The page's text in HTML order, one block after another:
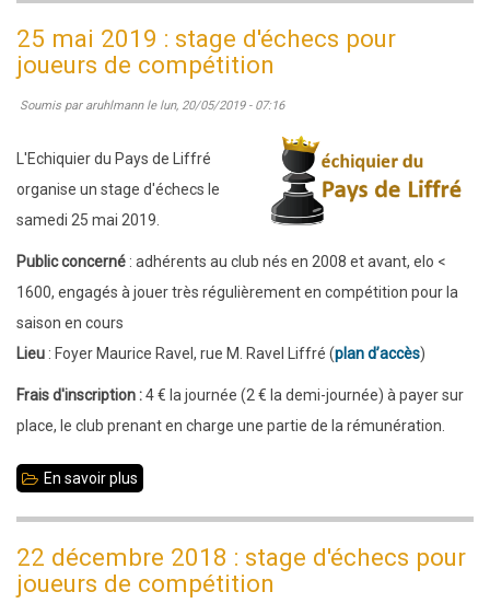
2019
stage
compétition
25 mai 2019 : stage d'échecs pour
joueurs de compétition
Soumis par aruhlmannle lun, 20/05/2019 - 07:16
L'Echiquier du Pays de Liffré
organise un stage d'échecs le
samedi 25 mai 2019.
Public concerné : adhérents au club nés en 2008 et avant, elo <
1600, engagés à jouer très régulièrement en compétition pour la
saison en cours
Lieu : Foyer Maurice Ravel, rue M. Ravel Liffré (plan d’accès)
Frais d'inscription :4 € la journée (2 € la demi-journée) à payer sur
place, le club prenant en charge une partie de la rémunération.
En savoir plus
2019
22 décembre 2018 : stage d'échecs pour
joueurs de compétition